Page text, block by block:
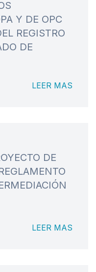
Y DE OPC
REGISTRO
DE
LEER MAS
DE
LEER MAS